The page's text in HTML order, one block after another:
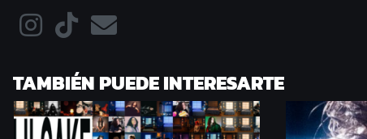
TAMBIÉN PUEDE INTERESARTE